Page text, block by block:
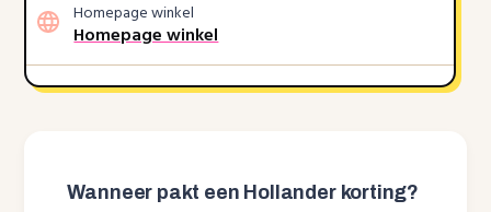
Homepage winkel
Homepage winkel
Wanneer pakt een Hollander korting?